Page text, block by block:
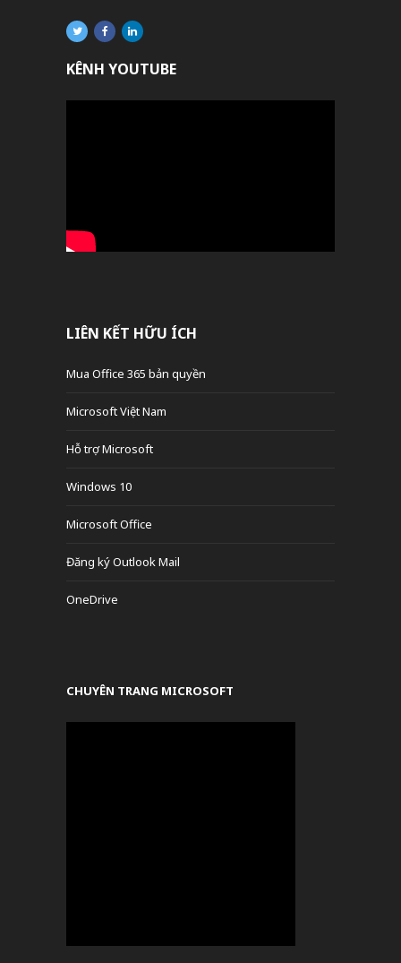
KÊNH YOUTUBE
LIÊN KẾT HỮU ÍCH
Mua Office 365 bản quyền
Microsoft Việt Nam
Hỗ trợ Microsoft
Windows 10
Microsoft Office
Đăng ký Outlook Mail
OneDrive
CHUYÊN TRANG MICROSOFT